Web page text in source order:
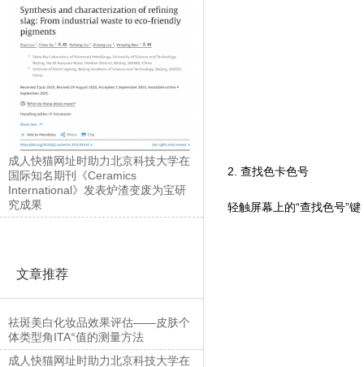
成人快猫网址时助力北京科技大学在
国际知名期刊《Ceramics
International》发表炉渣变废为宝研
究成果
文章推荐
祛斑美白化妆品效果评估——皮肤个
体类型角ITA°值的测量方法
成人快猫网址时助力北京科技大学在
2. 查找色卡色号
轻触屏幕上的“查找色号”键